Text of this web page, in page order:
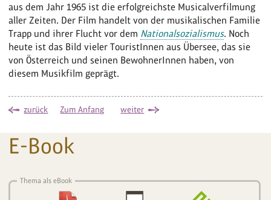
aus dem Jahr 1965 ist die erfolgreichste Musicalverfilmung
aller Zeiten. Der Film handelt von der musikalischen Familie
Trapp und ihrer Flucht vor dem Nationalsozialismus. Noch
heute ist das Bild vieler TouristInnen aus Übersee, das sie
von Österreich und seinen BewohnerInnen haben, von
diesem Musikfilm geprägt.
zurück Zum Anfang weiter
E-Book
Thema als eBook